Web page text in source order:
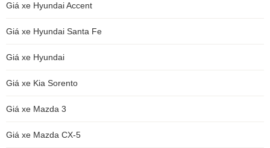
Giá xe Hyundai Accent
Giá xe Hyundai Santa Fe
Giá xe Hyundai
Giá xe Kia Sorento
Giá xe Mazda 3
Giá xe Mazda CX-5